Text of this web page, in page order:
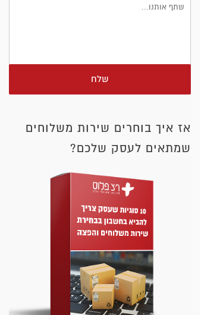
שלח
אז איך בוחרים שירות משלוחים
שמתאים לעסק שלכם?